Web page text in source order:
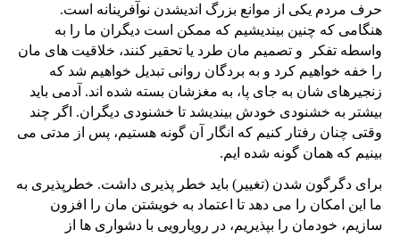
حرف مردم یکی از موانع بزرگ اندیشدن نوآفرینانه است.
هنگامی که چنین بیندیشیم که ممکن است دیگران ما را به
واسطه تفکر و تصمیم مان طرد یا تحقیر کنند، خلاقیت های مان
را خفه خواهیم کرد و به بردگان روانی تبدیل خواهیم شد که
زنجیرهای شان به جای پا، به مغزشان بسته شده اند. آدمی باید
بیشتر به خشنودی خودش بیندیشد تا خشنودی دیگران. اگر چند
وقتی چنان رفتار کنیم که انگار آن گونه هستیم، پس از مدتی می
بینیم که همان گونه شده ایم.
برای دگرگون شدن (تغییر) باید خطر پذیری داشت. خطرپذیری به
ما این امکان را می دهد تا اعتماد به خویشتن مان را افزون
سازیم، خودمان را بپذیریم، در رویارویی با دشواری ها از